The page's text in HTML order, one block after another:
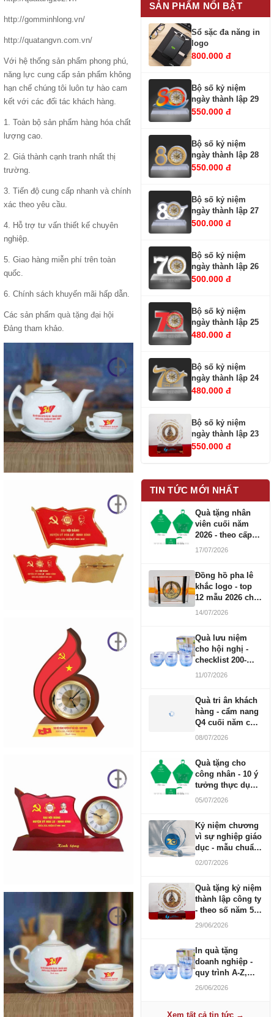
http://gomminhlong.vn/
http://quatangvn.com.vn/
Với hệ thống sản phẩm phong phú,
năng lực cung cấp sản phẩm không
hạn chế chúng tôi luôn tự hào cam
kết với các đối tác khách hàng.
1. Toàn bộ sản phẩm hàng hóa chất
lượng cao.
2. Giá thành cạnh tranh nhất thị
trường.
3. Tiến độ cung cấp nhanh và chính
xác theo yêu cầu.
4. Hỗ trợ tư vấn thiết kế chuyên
nghiệp.
5. Giao hàng miễn phí trên toàn
quốc.
6. Chính sách khuyến mãi hấp dẫn.
Các sản phẩm quà tặng đại hội
Đảng tham khảo.
SẢN PHẨM NỔI BẬT
Sổ sặc đa năng in
logo
800.000 đ
Bộ số kỷ niệm
ngày thành lập 29
550.000 đ
Bộ số kỷ niệm
ngày thành lập 28
550.000 đ
Bộ số kỷ niệm
ngày thành lập 27
500.000 đ
Bộ số kỷ niệm
ngày thành lập 26
500.000 đ
Bộ số kỷ niệm
ngày thành lập 25
480.000 đ
Bộ số kỷ niệm
ngày thành lập 24
480.000 đ
Bộ số kỷ niệm
ngày thành lập 23
550.000 đ
TIN TỨC MỚI NHẤT
Quà tặng nhân
viên cuối năm
2026 - theo cấp
bậc CBNV
17/07/2026
Đồng hồ pha lê
khắc logo - top
12 mẫu 2026 cho
doanh nghiệp
14/07/2026
Quà lưu niệm
cho hội nghị -
checklist 200-
1000 người
11/07/2026
Quà tri ân khách
hàng - cẩm nang
Q4 cuối năm cho
doanh nghiệp
08/07/2026
Quà tặng cho
công nhân - 10 ý
tưởng thực dụng
ngân sách 100-
05/07/2026
Kỷ niệm chương
vì sự nghiệp giáo
dục - mẫu chuẩn
2026
02/07/2026
Quà tặng kỷ niệm
thành lập công ty
- theo số năm 5,
10, 20, 30, 50
29/06/2026
In quà tặng
doanh nghiệp -
quy trình A-Z,
báo giá và thời
26/06/2026
Xem tất cả tin tức →